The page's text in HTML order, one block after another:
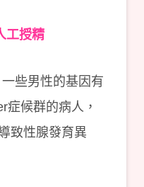
工授精
些男性的基因有
症候群的病人，
致性腺發育異